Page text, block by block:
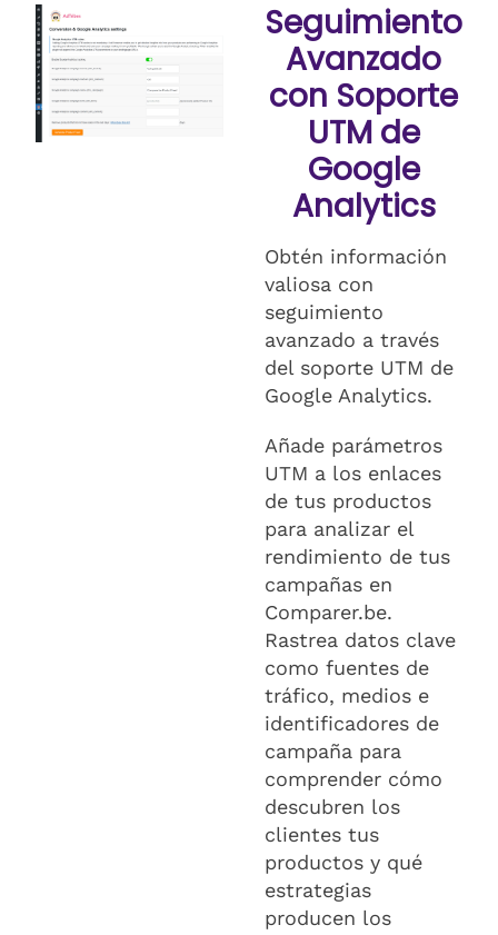
Seguimiento
Avanzado
con Soporte
UTM de
Google
Analytics
Obtén información
valiosa con
seguimiento
avanzado a través
del soporte UTM de
Google Analytics.
Añade parámetros
UTM a los enlaces
de tus productos
para analizar el
rendimiento de tus
campañas en
Comparer.be.
Rastrea datos clave
como fuentes de
tráfico, medios e
identificadores de
campaña para
comprender cómo
descubren los
clientes tus
productos y qué
estrategias
producen los